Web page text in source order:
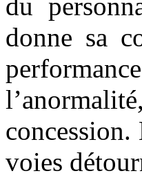
donne sa
voies